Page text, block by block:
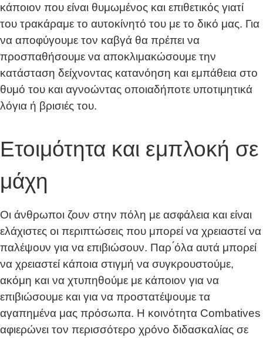
κάποιον που είναι θυμωμένος και επιθετικός γιατί
του τρακάραμε το αυτοκίνητό του με το δικό μας. Για
να αποφύγουμε τον καβγά θα πρέπει να
προσπαθήσουμε να αποκλιμακώσουμε την
κατάσταση δείχνοντας κατανόηση και εμπάθεια στο
θυμό του και αγνοώντας οποιαδήποτε υποτιμητικά
λόγια ή βρισιές του.
Ετοιμότητα και εμπλοκή σε
μάχη
Οι άνθρωποι ζουν στην πόλη με ασφάλεια και είναι
ελάχιστες οι περιπτώσεις που μπορεί να χρειαστεί να
παλέψουν για να επιβιώσουν. Παρ ́όλα αυτά μπορεί
να χρειαστεί κάποια στιγμή να συγκρουστούμε,
ακόμη και να χτυπηθούμε με κάποιον για να
επιβιώσουμε και για να προστατέψουμε τα
αγαπημένα μας πρόσωπα. Η κοινότητα Combatives
αφιερώνει τον περισσότερο χρόνο διδασκαλίας σε